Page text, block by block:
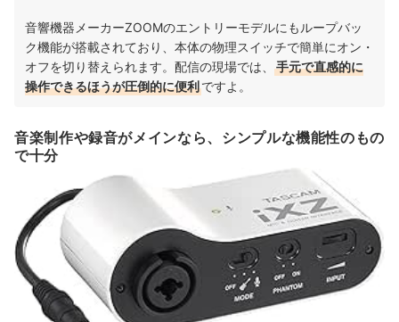
音響機器メーカーZOOMのエントリーモデルにもループバッ
ク機能が搭載されており、本体の物理スイッチで簡単にオン・
オフを切り替えられます。配信の現場では、
手元で直感的に
操作できるほうが圧倒的に便利ですよ。
音楽制作や録音がメインなら、シンプルな機能性のもの
で十分